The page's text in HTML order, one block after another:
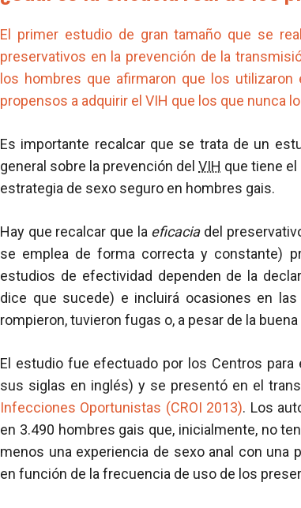
El primer estudio de gran tamaño que se
preservativos en la prevención de la
los hombres que afirmaron que los
propensos a adquirir el VIH que los que nunca
Es importante recalcar que se trata de un
general sobre la prevención del VIH que tiene
estrategia de sexo seguro en hombres gais.
Hay que recalcar que la eficaciadel
se emplea de forma correcta y constante)
estudios de efectividad dependen de la
dice que sucede) e incluirá ocasiones en
rompieron, tuvieron fugas o, a pesar de la
El estudio fue efectuado por los Centros para
sus siglas en inglés) y se presentó en el
Infecciones Oportunistas (CROI 2013). Los
en 3.490 hombres gais que, inicialmente, no
menos una experiencia de sexo anal con una
en función de la frecuencia de uso de los